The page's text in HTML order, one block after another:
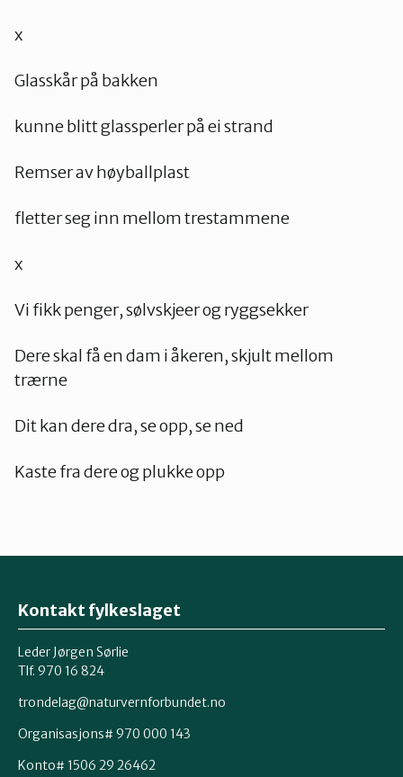
x
Glasskår på bakken
kunne blitt glassperler på ei strand
Remser av høyballplast
fletter seg inn mellom trestammene
x
Vi fikk penger, sølvskjeer og ryggsekker
Dere skal få en dam i åkeren, skjult mellom
trærne
Dit kan dere dra, se opp, se ned
Kaste fra dere og plukke opp
Kontakt fylkeslaget
Leder Jørgen Sørlie
Tlf. 970 16 824
trondelag@naturvernforbundet.no
Organisasjons# 970 000 143
Konto# 1506 29 26462